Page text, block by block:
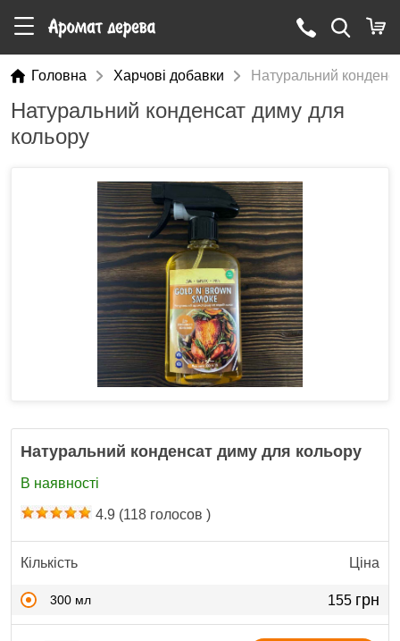
Головна Харчові добавки Натуральний
Натуральний конденсат диму для
кольору
Натуральний конденсат диму для кольору
В наявності
4.9 (118 голосов )
Кількість Ціна
300 мл 155 грн